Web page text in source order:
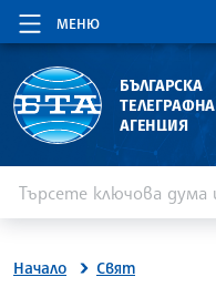
МЕНЮ
БЪЛГАРСКА
ТЕЛЕГРАФНА
АГЕНЦИЯ
Начало Свят